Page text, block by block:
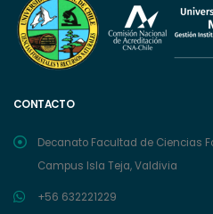
CONTACTO
Decanato Facultad de Ciencias
Campus Isla Teja, Valdivia
+56 632221229